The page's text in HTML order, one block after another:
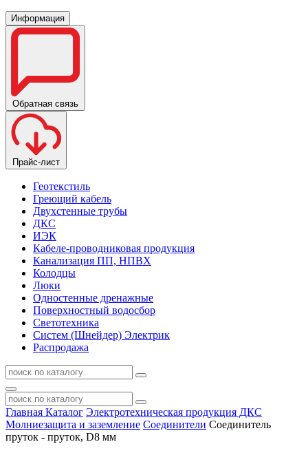
Информация
Обратная связь
Прайс-лист
Геотекстиль
Греющий кабель
Двухстенные трубы
ДКС
ИЭК
Кабеле-проводниковая продукция
Канализация ПП, НПВХ
Колодцы
Люки
Одностенные дренажные
Поверхностный водосбор
Светотехника
Систем (Шнейдер) Электрик
Распродажа
Главная Каталог Электротехническая продукция ДКС
Молниезащита и заземление Соединители Соединитель
пруток - пруток, D8 мм